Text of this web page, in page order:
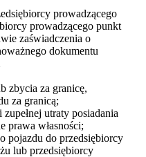
prowadzącego
prowadzącego punkt
zaświadczenia o
dokumentu
zbycia za granicę,
za granicą;
utraty posiadania
prawa własności;
pojazdu do przedsiębiorcy
lub przedsiębiorcy